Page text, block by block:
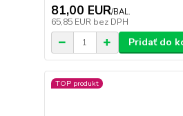
81,00 EUR/BAL.
65,85 EUR bez DPH
Pridať do
TOP produkt